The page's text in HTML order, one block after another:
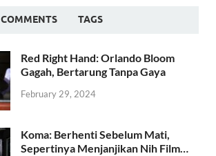
COMMENTS TAGS
Red Right Hand: Orlando Bloom
Gagah, Bertarung Tanpa Gaya
February 29, 2024
Koma: Berhenti Sebelum Mati,
Sepertinya Menjanjikan Nih Film…